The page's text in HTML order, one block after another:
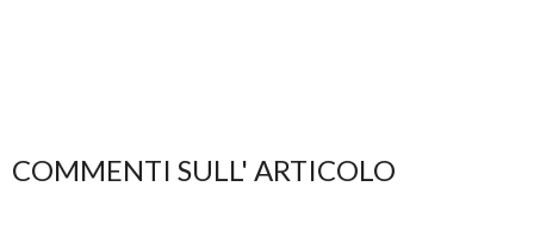
COMMENTI SULL' ARTICOLO